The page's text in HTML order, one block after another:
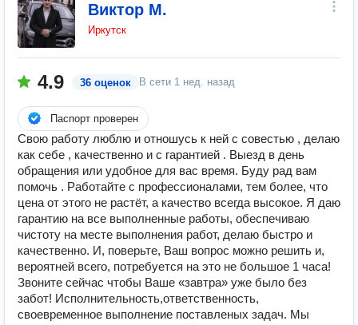
Виктор М.
Иркутск
4.9 36 оценок В сети 1 нед. назад
Паспорт проверен
Свою работу люблю и отношусь к ней с совестью , делаю
как себе , качественно и с гарантией . Выезд в день
обращения или удобное для вас время. Буду рад вам
помочь . Работайте с профессионалами, тем более, что
цена от этого не растёт, а качество всегда высокое. Я даю
гарантию на все выполненные работы, обеспечиваю
чистоту на месте выполнения работ, делаю быстро и
качественно. И, поверьте, Ваш вопрос можно решить и,
вероятней всего, потребуется на это не большое 1 часа!
Звоните сейчас чтобы Ваше «завтра» уже было без
забот! Исполнительность,ответственность,
своевременное выполнение поставленых задач. Мы